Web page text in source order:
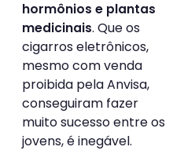
hormônios e plantas
medicinais. Que os
cigarros eletrônicos,
mesmo com venda
proibida pela Anvisa,
conseguiram fazer
muito sucesso entre os
jovens, é inegável.